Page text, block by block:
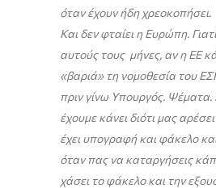
όταν έχουν ήδη χρεοκοπήσει.
Και δεν φταίει η Ευρώπη.
αυτούς τους μήνες, αν η ΕΕ
«βαριά» τη νομοθεσία του
πριν γίνω Υπουργός. Ψέματα.
έχουμε κάνει διότι μας
έχει υπογραφή και φάκελο
όταν πας να καταργήσεις
χάσει το φάκελο και την